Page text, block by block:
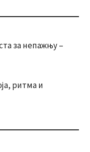
за непажњу –
ритма и